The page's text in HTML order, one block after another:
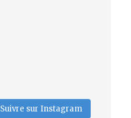
Suivre sur Instagram